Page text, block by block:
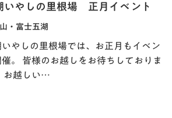
いやしの里根場 正月イベント
・富士五湖
いやしの里根場では、お正月もイベン
催。 皆様のお越しをお待ちしておりま
お越しい…